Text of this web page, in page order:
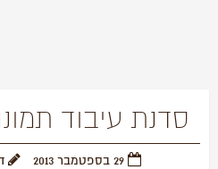
סדנת עיבוד